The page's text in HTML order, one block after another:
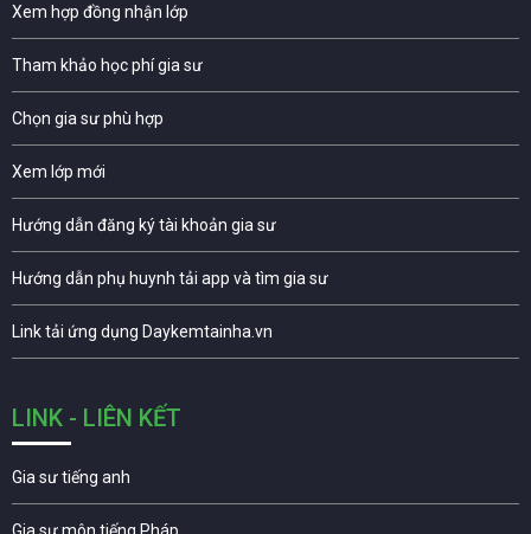
Xem hợp đồng nhận lớp
Tham khảo học phí gia sư
Chọn gia sư phù hợp
Xem lớp mới
Hướng dẫn đăng ký tài khoản gia sư
Hướng dẫn phụ huynh tải app và tìm gia sư
Link tải ứng dụng Daykemtainha.vn
LINK - LIÊN KẾT
Gia sư tiếng anh